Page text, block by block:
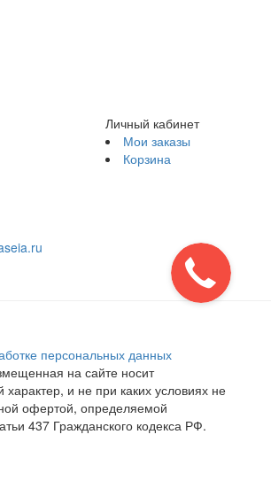
Личный кабинет
Мои заказы
Корзина
персональных данных
на сайте носит
характер, и не при каких условиях не
офертой, определяемой
437 Гражданского кодекса РФ.